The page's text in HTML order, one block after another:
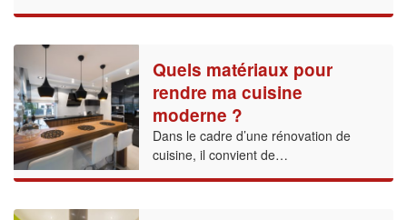
Quels matériaux pour
rendre ma cuisine
moderne ?
Dans le cadre d’une rénovation de
cuisine, il convient de…